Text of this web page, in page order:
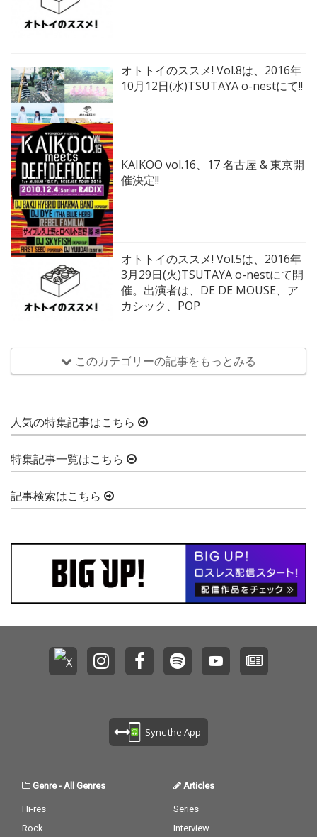
オトトイのススメ! Vol.8は、2016年
10月12日(水)TSUTAYA o-nestにて!!
KAIKOO vol.16、17 名古屋 & 東京開
催決定!!
オトトイのススメ! Vol.5は、2016年
3月29日(火)TSUTAYA o-nestにて開
催。出演者は、DE DE MOUSE、ア
カシック、POP
このカテゴリーの記事をもっとみる
人気の特集記事はこちら
特集記事一覧はこちら
記事検索はこちら
Sync the App
Genre-All Genres
Hi-res
Rock
Articles
Series
Interview